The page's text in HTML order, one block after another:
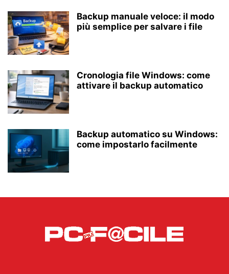
Backup manuale veloce: il modo
più semplice per salvare i file
Cronologia file Windows: come
attivare il backup automatico
Backup automatico su Windows:
come impostarlo facilmente